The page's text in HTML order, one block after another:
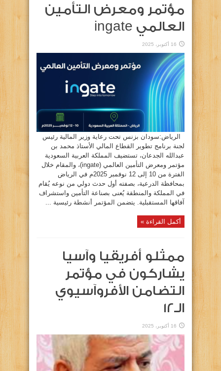
مؤتمر ومعرض التأمين
العالمي ingate
16 أكتوبر، 2025
الرياض:سودان بزنس تحت رعاية وزير المالية رئيس
لجنة برنامج تطوير القطاع المالي الأستاذ محمد بن
عبدالله الجدعان، تستضيف المملكة العربية السعودية
مؤتمر ومعرض التأمين العالمي (ingate)، والمقام خلال
الفترة من 10 إلى 12 نوفمبر 2025م في الرياض
بمحافظة الدرعية، بصفته أول حدث دولي من نوعه يُقام
في المملكة والمنطقة يُعنى بصناعة التأمين واستشراف
آفاقها المستقبلية. يتضمن المؤتمر أنشطة رئيسية ...
أكمل القراءة »
ممثلو أفريقيا وآسيا
يشاركون في مؤتمر
التضامن الأفروآسيوي
الـ12
16 أكتوبر، 2025